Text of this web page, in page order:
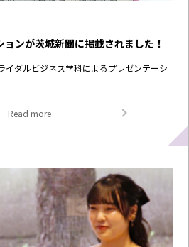
ンが茨城新聞に掲載されました！
イダルビジネス学科によるプレゼンテーシ
Read more